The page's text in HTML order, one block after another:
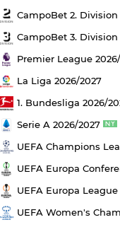
CampoBet 2. Division
CampoBet 3. Division
Premier League
La Liga 2026/2027
1. Bundesliga 2026/
Serie A 2026/2027
UEFA Champions
UEFA Europa
UEFA Europa League
UEFA Women's